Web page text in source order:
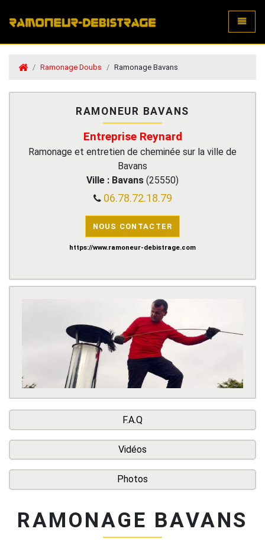
Ramonage Doubs Ramonage Bavans
RAMONEUR BAVANS
Entreprise Reynard
Ramonage et entretien de cheminée sur la ville de
Bavans
Ville : Bavans (25550)
06.78.72.18.79
NOUS CONTACTER
https://www.ramoneur-debistrage.com
F.A.Q
Vidéos
Photos
RAMONAGE BAVANS